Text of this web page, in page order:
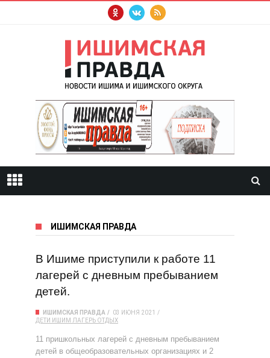
ИШИМСКАЯ ПРАВДА
В Ишиме приступили к работе 11
лагерей с дневным пребыванием
детей.
ИШИМСКАЯ ПРАВДА
03 ИЮНЯ 2021
ДЕТИ ИШИМ ЛАГЕРЬ ОТДЫХ
11 пришкольных лагерей с дневным пребыванием
детей в общеобразовательных организациях и 2